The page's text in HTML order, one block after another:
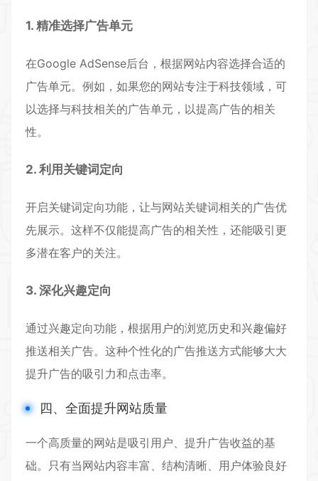
1. 精准选择广告单元
在Google AdSense后台，根据网站内容选择合适的
广告单元。例如，如果您的网站专注于科技领域，可
以选择与科技相关的广告单元，以提高广告的相关
性。
2. 利用关键词定向
开启关键词定向功能，让与网站关键词相关的广告优
先展示。这样不仅能提高广告的相关性，还能吸引更
多潜在客户的关注。
3. 深化兴趣定向
通过兴趣定向功能，根据用户的浏览历史和兴趣偏好
推送相关广告。这种个性化的广告推送方式能够大大
提升广告的吸引力和点击率。
四、全面提升网站质量
一个高质量的网站是吸引用户、提升广告收益的基
础。只有当网站内容丰富、结构清晰、用户体验良好